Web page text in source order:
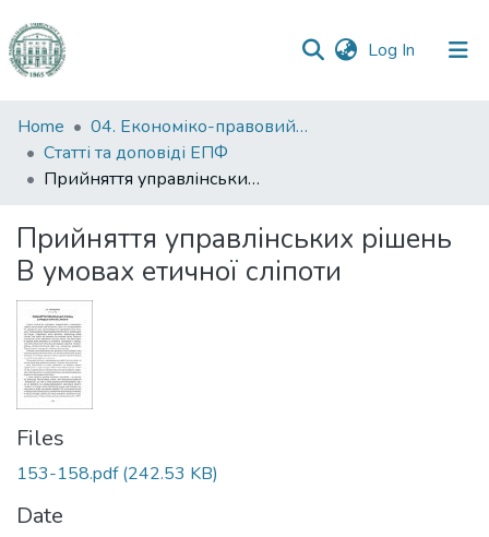
Log In (current)
Communities
&
Collections
Statistics
Home
04. Економіко-правовий факультет
Статті та доповіді ЕПФ
Прийняття управлінських рішень В умовах етичної сліпоти
Прийняття управлінських рішень
В умовах етичної сліпоти
Files
153-158.pdf(242.53 KB)
Date